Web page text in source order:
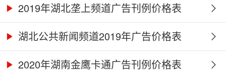
2019年湖北垄上频道广告刊例价格表
湖北公共新闻频道2019年广告价格表
2020年湖南金鹰卡通广告刊例价格表